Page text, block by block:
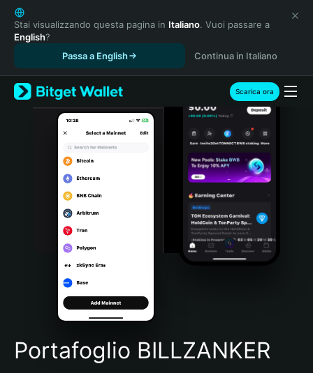
English
日本語
Tiếng Việt
Español (Latinoamérica)
Türkçe
Italiano
Português (Portugal)
Bahasa Indonesia
Português (Brasil)
Español (Argentina)
Stai visualizzando questa pagina in Italiano. Vuoi passare a
English?
Passa a English
Continua in Italiano
Scarica ora
Portafoglio BILLZANKER